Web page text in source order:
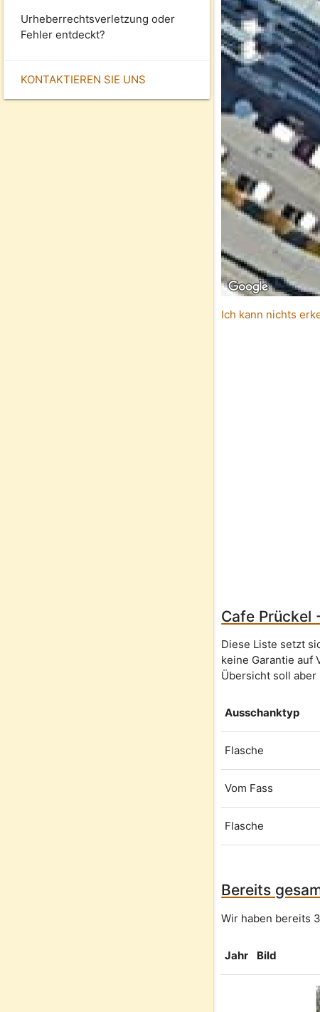
Urheberrechtsverletzung oder
Fehler entdeckt?
KONTAKTIEREN SIE UNS
Ich kann nichts
Cafe Prückel
Diese Liste setzt
keine Garantie auf
Übersicht soll
Ausschanktyp
Flasche
Vom Fass
Flasche
Bereits
Wir haben bereits
Jahr Bild